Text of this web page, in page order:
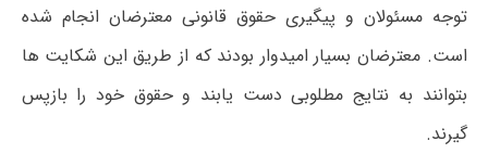
توجه مسئولان و پیگیری حقوق قانونی معترضان انجام شده
است. معترضان بسیار امیدوار بودند که از طریق این شکایت ها
بتوانند به نتایج مطلوبی دست یابند و حقوق خود را بازپس
گیرند.